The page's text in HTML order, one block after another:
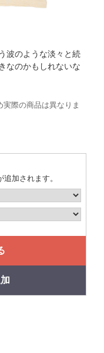
波のような淡々と続
なのかもしれないな
実際の商品は異なりま
加されます。